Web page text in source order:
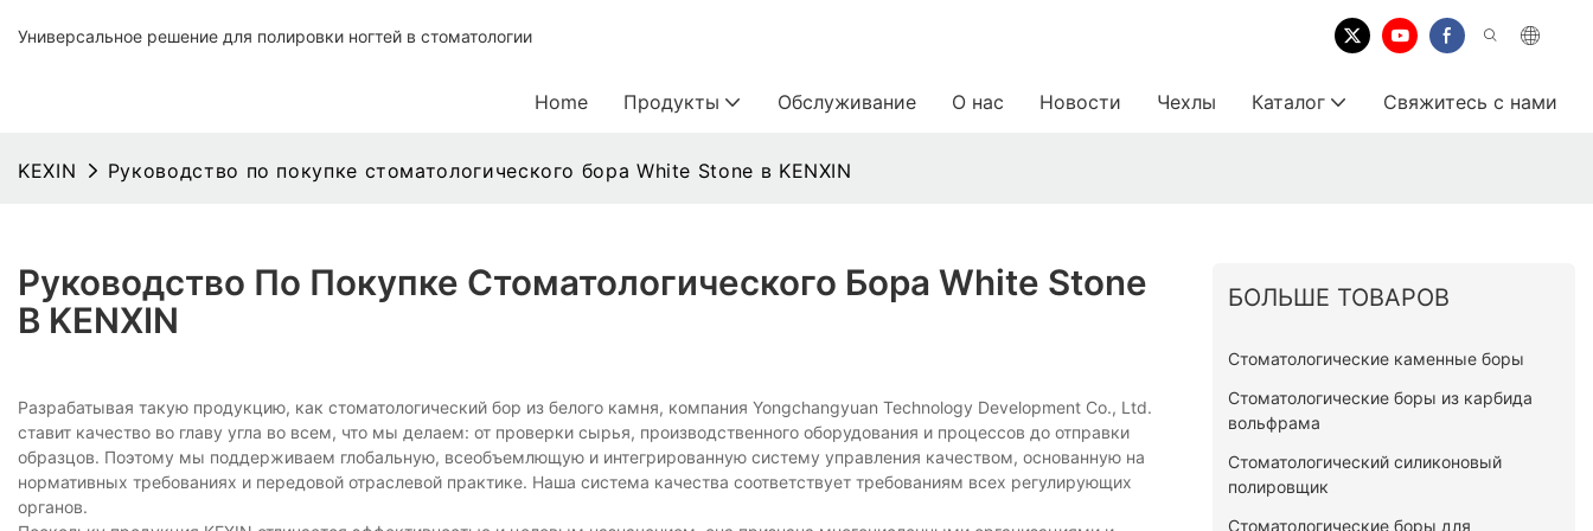
Универсальное решение для полировки ногтей в стоматологии
Home Продукты Обслуживание О нас Новости Чехлы Каталог Свяжитесь с нами
KEXIN Руководство по покупке стоматологического бора White Stone в KENXIN
Руководство По Покупке Стоматологического Бора White Stone
В KENXIN
Разрабатывая такую продукцию, как стоматологический бор из белого камня, компания Yongchangyuan Technology Development Co., Ltd.
ставит качество во главу угла во всем, что мы делаем: от проверки сырья, производственного оборудования и процессов до отправки
образцов. Поэтому мы поддерживаем глобальную, всеобъемлющую и интегрированную систему управления качеством, основанную на
нормативных требованиях и передовой отраслевой практике. Наша система качества соответствует требованиям всех регулирующих
органов.
БОЛЬШЕ ТОВАРОВ
Стоматологические каменные боры
Стоматологические боры из карбида
вольфрама
Стоматологический силиконовый
полировщик
Стоматологические боры для